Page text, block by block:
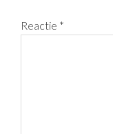
Reactie *